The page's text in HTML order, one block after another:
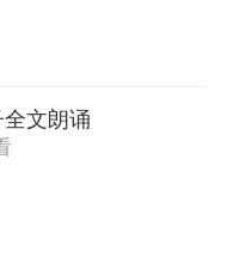
文朗诵